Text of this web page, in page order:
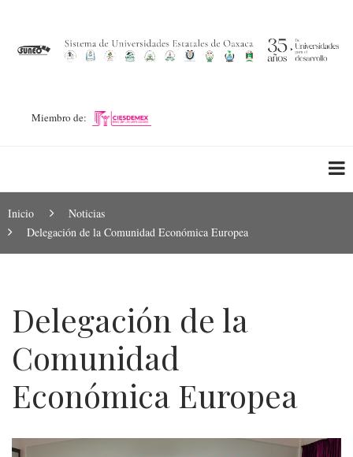
contenido
Miembro de:
Ruta
de
Inicio
Noticias
Delegación de la Comunidad Económica Europea
Delegación de la
Comunidad
Económica Europea